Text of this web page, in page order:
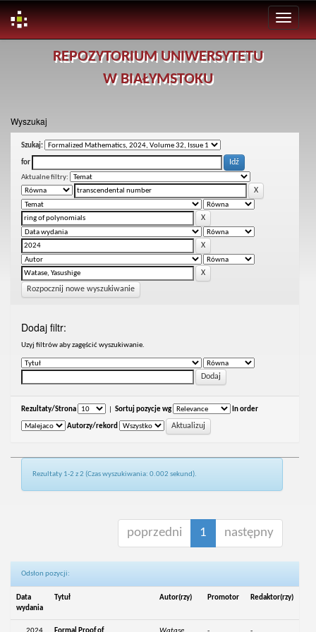
REPOZYTORIUM UNIWERSYTETU
W BIAŁYMSTOKU
Wyszukaj
Szukaj:
for
Aktualne filtry:
Rozpocznij nowe wyszukiwanie
Dodaj filtr:
Uzyj filtrów aby zagęścić wyszukiwanie.
Rezultaty/Strona Sortuj pozycje wg In order
Autorzy/rekord
Rezultaty 1-2 z 2 (Czas wyszukiwania: 0.002 sekund).
poprzedni 1 następny
Odsłon pozycji:
Data
wydania
Tytuł Autor(rzy) Promotor Redaktor(rzy)